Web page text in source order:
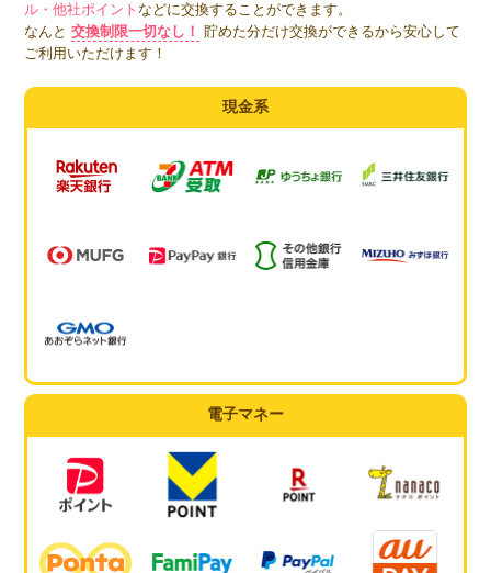
ル・他社ポイントなどに交換することができます。
なんと 交換制限一切なし！
貯めた分だけ交換ができるから安心して
ご利用いただけます！
現金系
電子マネー